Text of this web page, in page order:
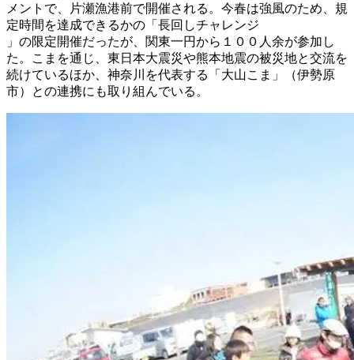
メントで、片瀬漁港前で開催される。今春は強風のため、規
定時間を達成できるかの「長回しチャレンジ
」の限定開催だったが、関東一円から１００人余が参加し
た。こまを通じ、東日本大震災や熊本地震の被災地と交流を
続けているほか、神奈川を代表する「大山こま」（伊勢原
市）との連携にも取り組んでいる。